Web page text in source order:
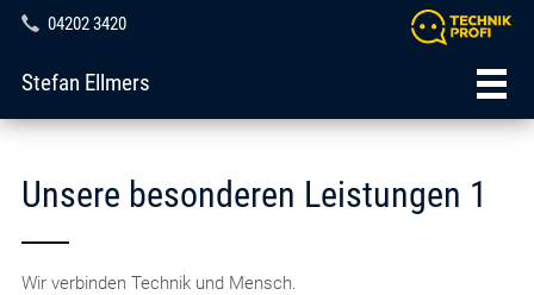
04202 3420
Stefan Ellmers
Unsere besonderen Leistungen 1
Wir verbinden Technik und Mensch.